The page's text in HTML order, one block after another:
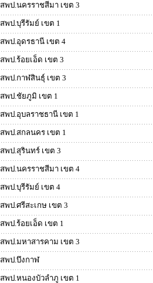
สพป.นครราชสีมา เขต 3
สพป.บุรีรัมย์ เขต 1
สพป.อุดรธานี เขต 4
สพป.ร้อยเอ็ด เขต 3
สพป.กาฬสินธุ์ เขต 3
สพป.ชัยภูมิ เขต 1
สพป.อุบลราชธานี เขต 1
สพป.สกลนคร เขต 1
สพป.สุรินทร์ เขต 3
สพป.นครราชสีมา เขต 4
สพป.บุรีรัมย์ เขต 4
สพป.ศรีสะเกษ เขต 3
สพป.ร้อยเอ็ด เขต 1
สพป.มหาสารคาม เขต 3
สพป.บึงกาฬ
สพป.หนองบัวลำภู เขต 1